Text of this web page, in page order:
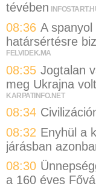
tévében
08:36 A
határsértésre
FELVIDEK.MA
08:35 Jogtalan
meg Ukrajna
KARPATINFO.NET
08:34
08:32 Enyhül a
járásban
08:30
a 160 éves